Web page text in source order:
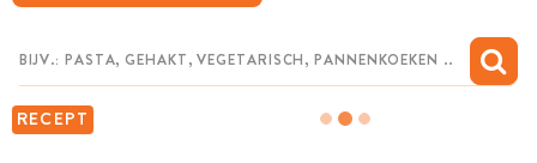
RECEPT
MIJN BEWAARDE RECEPTEN